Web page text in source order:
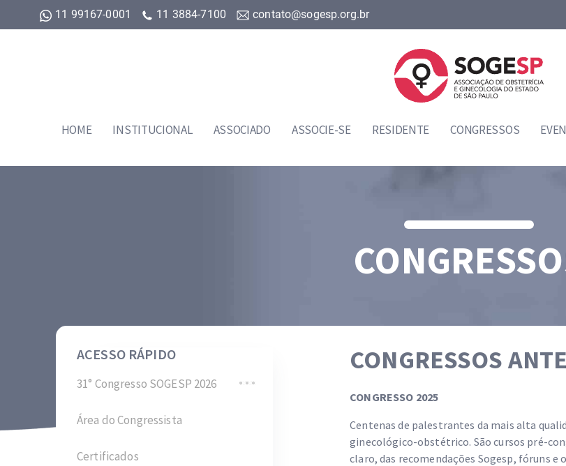
11 99167-0001 11 3884-7100 contato@sogesp.org.br
HOME INSTITUCIONAL ASSOCIADO ASSOCIE-SE RESIDENTE CONGRESSOS
ACESSO RÁPIDO
31° Congresso SOGESP 2026
Área do Congressista
Certificados
CONGRESSOS
CONGRESSO 2025
Centenas de palestrantes da mais alta
ginecológico-obstétrico. São cursos pré-
claro, das recomendações Sogesp, fóruns e